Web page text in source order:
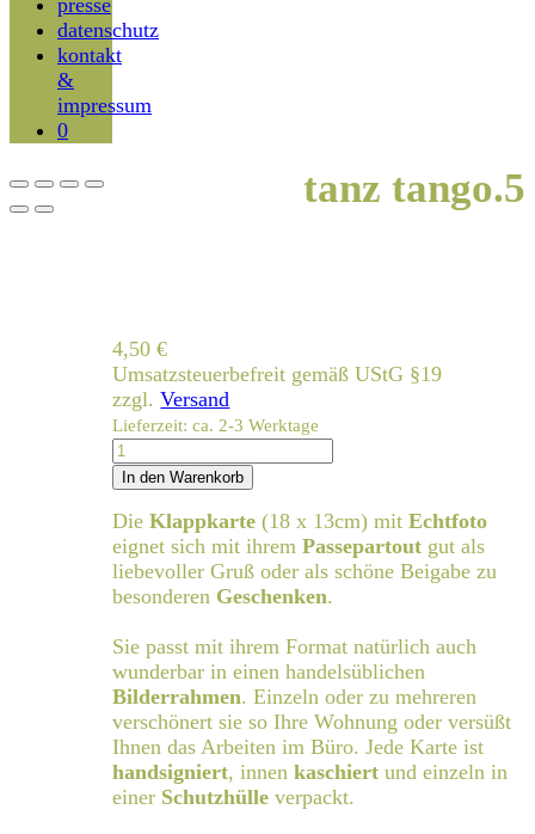
presse
datenschutz
kontakt
&
impressum
0
tanz tango.5
4,50€
Umsatzsteuerbefreit gemäß UStG §19
zzgl.Versand
Lieferzeit: ca. 2-3 Werktage
tanz
tango.5
In den Warenkorb
DieKlappkarte (18 x 13cm) mitEchtfoto
eignet sich mit ihremPassepartout gut als
liebevoller Gruß oder als schöne Beigabe zu
besonderen Geschenken.
Sie passt mit ihrem Format natürlich auch
wunderbar in einen handelsüblichen
Bilderrahmen. Einzeln oder zu mehreren
verschönert sie so Ihre Wohnung oder versüßt
Ihnen das Arbeiten im Büro. Jede Karte ist
handsigniert, innenkaschiert und einzeln in
einer Schutzhülle verpackt.